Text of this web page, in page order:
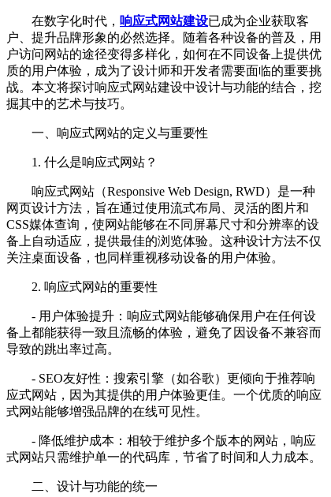
在数字化时代， 响应式网站建设已成为企业获取客
户、提升品牌形象的必然选择。随着各种设备的普及，用
户访问网站的途径变得多样化，如何在不同设备上提供优
质的用户体验，成为了设计师和开发者需要面临的重要挑
战。本文将探讨响应式网站建设中设计与功能的结合，挖
掘其中的艺术与技巧。
一、响应式网站的定义与重要性
1. 什么是响应式网站？
响应式网站（Responsive Web Design, RWD）是一种
网页设计方法，旨在通过使用流式布局、灵活的图片和
CSS媒体查询，使网站能够在不同屏幕尺寸和分辨率的设
备上自动适应，提供最佳的浏览体验。这种设计方法不仅
关注桌面设备，也同样重视移动设备的用户体验。
2. 响应式网站的重要性
- 用户体验提升：响应式网站能够确保用户在任何设
备上都能获得一致且流畅的体验，避免了因设备不兼容而
导致的跳出率过高。
- SEO友好性：搜索引擎（如谷歌）更倾向于推荐响
应式网站，因为其提供的用户体验更佳。一个优质的响应
式网站能够增强品牌的在线可见性。
- 降低维护成本：相较于维护多个版本的网站，响应
式网站只需维护单一的代码库，节省了时间和人力成本。
二、设计与功能的统一